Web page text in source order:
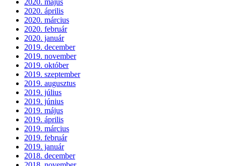
2020. április
2020. március
2020. február
2020. január
2019. december
2019. november
2019. október
2019. szeptember
2019. augusztus
2019. július
2019. június
2019. május
2019. április
2019. március
2019. február
2019. január
2018. december